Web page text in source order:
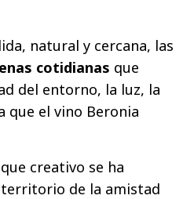
natural y cercana, las
cotidianas que
del entorno, la luz, la
que el vino Beronia
creativo se ha
de la amistad